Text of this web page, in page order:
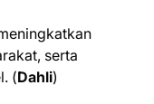
serta
(Dahli)